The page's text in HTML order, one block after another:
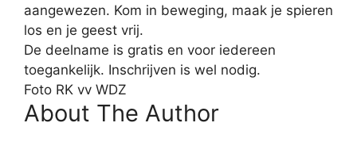
aangewezen. Kom in beweging, maak je spieren
los en je geest vrij.
De deelname is gratis en voor iedereen
toegankelijk. Inschrijven is wel nodig.
Foto RK vv WDZ
About The Author